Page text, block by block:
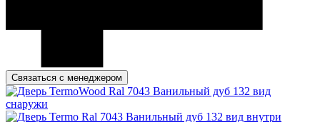
Связаться с менеджером